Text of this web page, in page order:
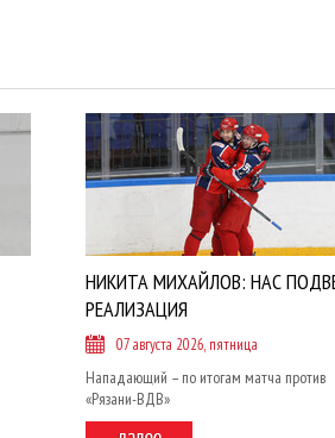
НИКИТА МИХАЙЛОВ: НАС
РЕАЛИЗАЦИЯ
07 августа 2026, пятница
Нападающий – по итогам матча против
«Рязани-ВДВ»